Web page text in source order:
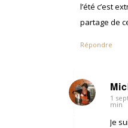
l’été c’est
partage de
Répondre
dit
1
min
Je